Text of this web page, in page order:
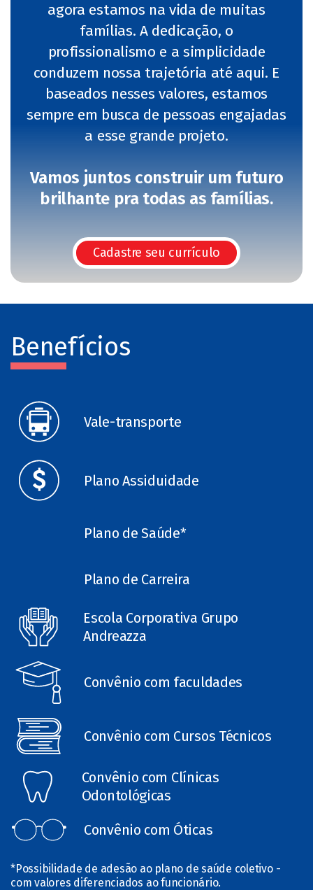
agora estamos na vida de muitas
famílias. A dedicação, o
profissionalismo e a simplicidade
conduzem nossa trajetória até aqui. E
baseados nesses valores, estamos
sempre em busca de pessoas engajadas
a esse grande projeto.
Vamos juntos construir um futuro
brilhante pra todas as famílias.
Cadastre seu currículo
Benefícios
Vale-transporte
Plano Assiduidade
Plano de Saúde*
Plano de Carreira
Escola Corporativa Grupo
Andreazza
Convênio com faculdades
Convênio com Cursos Técnicos
Convênio com Clínicas
Odontológicas
Convênio com Óticas
*Possibilidade de adesão ao plano de saúde coletivo -
com valores diferenciados ao funcionário.